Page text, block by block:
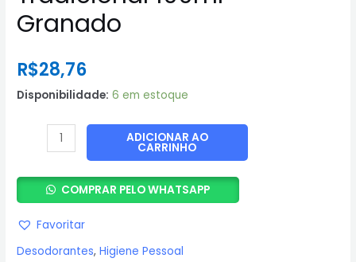
Granado
R$28,76
Disponibilidade: 6 em estoque
Desodorante
Aerosol
Pés
Tradicional
-
Granado
ADICIONAR AO
CARRINHO
COMPRAR PELO WHATSAPP
Favoritar
Desodorantes,Higiene Pessoal